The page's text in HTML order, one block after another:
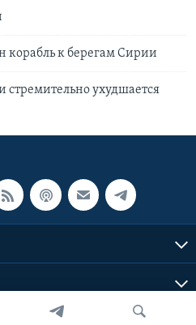
корабль к берегам Сирии
ухудшается